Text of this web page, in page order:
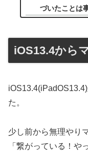
づいたことは
iOS13.4から
た。
少し前から無理やり
「繋がっている！や